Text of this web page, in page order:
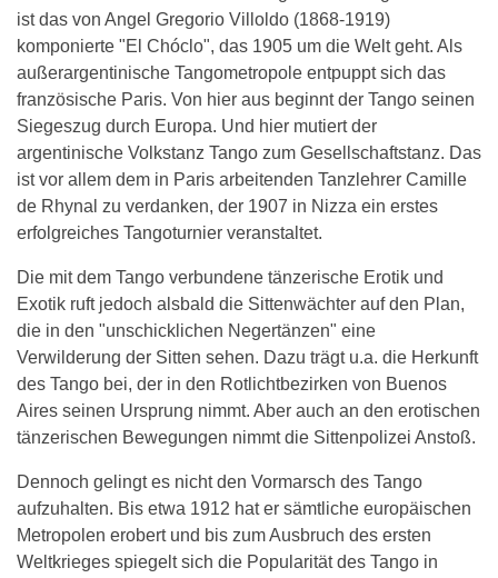
ist das von Angel Gregorio Villoldo (1868-1919)
komponierte "El Chóclo", das 1905 um die Welt geht. Als
außerargentinische Tangometropole entpuppt sich das
französische Paris. Von hier aus beginnt der Tango seinen
Siegeszug durch Europa. Und hier mutiert der
argentinische Volkstanz Tango zum Gesellschaftstanz. Das
ist vor allem dem in Paris arbeitenden Tanzlehrer Camille
de Rhynal zu verdanken, der 1907 in Nizza ein erstes
erfolgreiches Tangoturnier veranstaltet.
Die mit dem Tango verbundene tänzerische Erotik und
Exotik ruft jedoch alsbald die Sittenwächter auf den Plan,
die in den "unschicklichen Negertänzen" eine
Verwilderung der Sitten sehen. Dazu trägt u.a. die Herkunft
des Tango bei, der in den Rotlichtbezirken von Buenos
Aires seinen Ursprung nimmt. Aber auch an den erotischen
tänzerischen Bewegungen nimmt die Sittenpolizei Anstoß.
Dennoch gelingt es nicht den Vormarsch des Tango
aufzuhalten. Bis etwa 1912 hat er sämtliche europäischen
Metropolen erobert und bis zum Ausbruch des ersten
Weltkrieges spiegelt sich die Popularität des Tango in